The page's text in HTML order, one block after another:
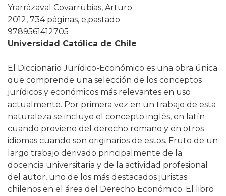
Yrarrázaval Covarrubias, Arturo
2012, 734 páginas, e,pastado
9789561412705
Universidad Católica de Chile
El Diccionario Jurídico-Económico es una obra única
que comprende una selección de los conceptos
jurídicos y económicos más relevantes en uso
actualmente. Por primera vez en un trabajo de esta
naturaleza se incluye el concepto inglés, en latín
cuando proviene del derecho romano y en otros
idiomas cuando son originarios de estos. Fruto de un
largo trabajo derivado principalmente de la
docencia universitaria y de la actividad profesional
del autor, uno de los más destacados juristas
chilenos en el área del Derecho Económico. El libro